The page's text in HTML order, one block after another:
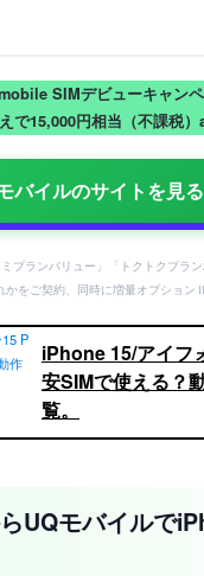
SIMデビューキャン
で15,000円相当（不課税）
バイルのサイトを見
プランバリュー」「トクトクプラ
かをご契約、同時に増量オプション
iPhone 15/アイフ
安SIMで使える？
覧。
UQモバイルで